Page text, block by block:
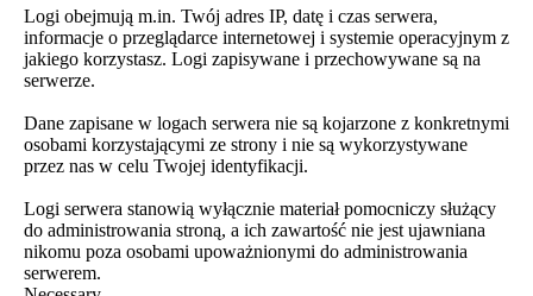
Logi obejmują m.in. Twój adres IP, datę i czas serwera,
informacje o przeglądarce internetowej i systemie operacyjnym z
jakiego korzystasz. Logi zapisywane i przechowywane są na
serwerze.
Dane zapisane w logach serwera nie są kojarzone z konkretnymi
osobami korzystającymi ze strony i nie są wykorzystywane
przez nas w celu Twojej identyfikacji.
Logi serwera stanowią wyłącznie materiał pomocniczy służący
do administrowania stroną, a ich zawartość nie jest ujawniana
nikomu poza osobami upoważnionymi do administrowania
serwerem.